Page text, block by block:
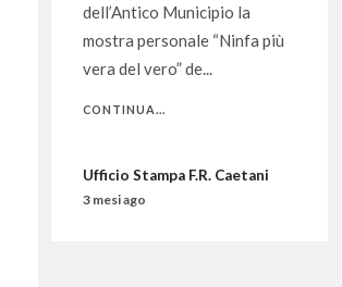
dell’Antico Municipio la
mostra personale “Ninfa più
vera del vero” de...
CONTINUA...
Ufficio Stampa F.R. Caetani
3 mesi ago